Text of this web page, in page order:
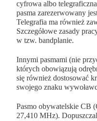
cyfrowa albo
pasma zarezerwowany
Telegrafia ma również
Szczegółowe zasady
w tzw.bandplanie.
Innymi pasmami (nie
których obowiązują
się również dostosować
swojego znaku
Pasmo obywatelskie CB
27,410 MHz).